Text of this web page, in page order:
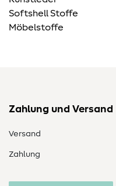
Softshell Stoffe
Möbelstoffe
Zahlung und Versand
Versand
Zahlung